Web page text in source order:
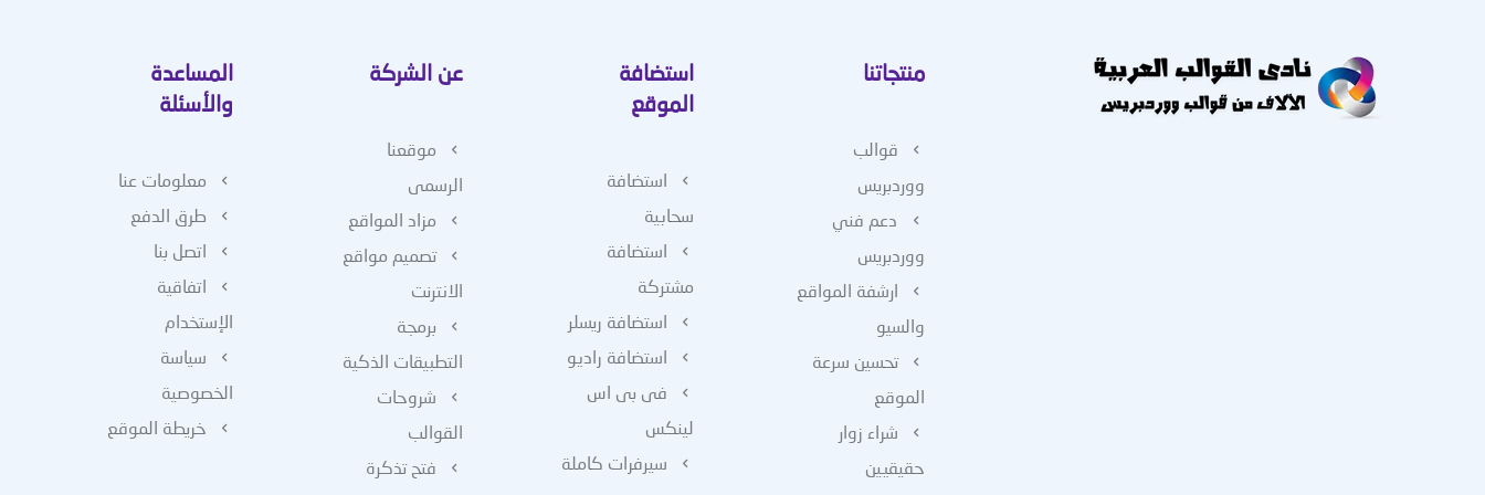
منتجاتنا
قوالب
ووردبريس
دعم فني
ووردبريس
ارشفة المواقع
والسيو
تحسين سرعة
الموقع
شراء زوار
حقيقيين
استضافة
الموقع
استضافة
سحابية
استضافة
مشتركة
استضافة ريسلر
استضافة راديو
فى بى اس
لينكس
سيرفرات كاملة
عن الشركة
موقعنا
الرسمى
مزاد المواقع
تصميم مواقع
الانترنت
برمجة
التطبيقات الذكية
شروحات
القوالب
فتح تذكرة
المساعدة
والأسئلة
معلومات عنا
طرق الدفع
اتصل بنا
اتفاقية
الإستخدام
سياسة
الخصوصية
خريطة الموقع